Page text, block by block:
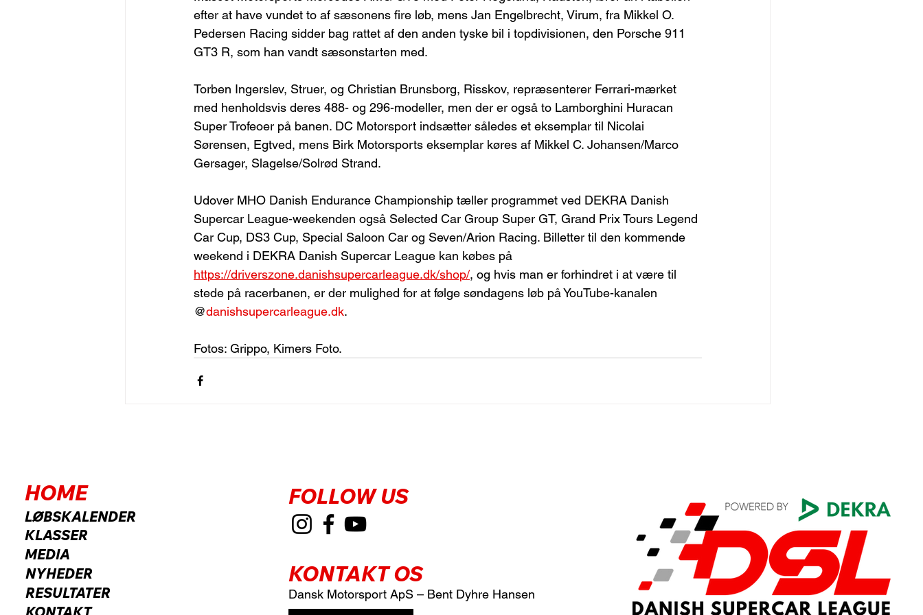
efter at have vundet to af sæsonens fire løb, mens Jan Engelbrecht, Virum, fra Mikkel O.
Pedersen Racing sidder bag rattet af den anden tyske bil i topdivisionen, den Porsche 911
GT3 R, som han vandt sæsonstarten med.
Torben Ingerslev, Struer, og Christian Brunsborg, Risskov, repræsenterer Ferrari-mærket
med henholdsvis deres 488- og 296-modeller, men der er også to Lamborghini Huracan
Super Trofeoer på banen. DC Motorsport indsætter således et eksemplar til Nicolai
Sørensen, Egtved, mens Birk Motorsports eksemplar køres af Mikkel C. Johansen/Marco
Gersager, Slagelse/Solrød Strand.
Udover MHO Danish Endurance Championship tæller programmet ved DEKRA Danish
Supercar League-weekenden også Selected Car Group Super GT, Grand Prix Tours Legend
Car Cup, DS3 Cup, Special Saloon Car og Seven/Arion Racing. Billetter til den kommende
weekend i DEKRA Danish Supercar League kan købes på
https://driverszone.danishsupercarleague.dk/shop/, og hvis man er forhindret i at være til
stede på racerbanen, er der mulighed for at følge søndagens løb på YouTube-kanalen
@danishsupercarleague.dk.
Fotos: Grippo, Kimers Foto.
HOME
LØBSKALENDER
KLASSER
MEDIA
NYHEDER
RESULTATER
FOLLOW US
KONTAKT OS
Dansk Motorsport ApS – Bent Dyhre Hansen